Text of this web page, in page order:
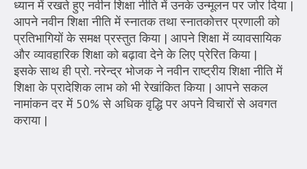
ध्यान में रखते हुए नवीन शिक्षा नीति में उनके उन्मूलन पर जोर दिया |
आपने नवीन शिक्षा नीति में स्नातक तथा स्नातकोत्तर प्रणाली को
प्रतिभागियों के समक्ष प्रस्तुत किया | आपने शिक्षा में व्यावसायिक
और व्यावहारिक शिक्षा को बढ़ावा देने के लिए प्रेरित किया |
इसके साथ ही प्रो. नरेन्द्र भोजक ने नवीन राष्ट्रीय शिक्षा नीति में
शिक्षा के प्रादेशिक लाभ को भी रेखांकित किया | आपने सकल
नामांकन दर में 50% से अधिक वृद्धि पर अपने विचारों से अवगत
कराया |